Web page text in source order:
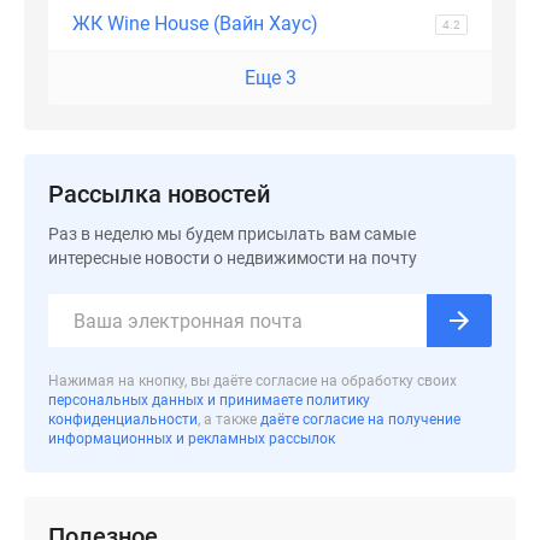
ипотеку
Бизнес-
центры
акции
ЖК Wine House (Вайн Хаус) 4.2
Еще 3
Рассылка новостей
Раз в неделю мы будем присылать вам самые
интересные новости о недвижимости на почту
Нажимая на кнопку, вы даёте согласие на обработку своих
персональных данных и принимаете политику
конфиденциальности, а также даёте согласие на получение
информационных и рекламных рассылок